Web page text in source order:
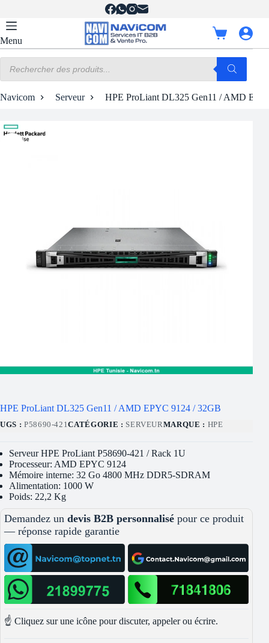
contenu
Menu
Panier
d’achat
produits
Navicom Serveur HPE ProLiant DL325 Gen11 / AMD
HPE ProLiant DL325 Gen11 / AMD EPYC 9124 / 32GB
UGS : P58690-421CATÉGORIE : SERVEURMARQUE : HPE
Serveur HPE ProLiant P58690-421 / Rack 1U
Processeur: AMD EPYC 9124
Mémoire interne: 32 Go 4800 MHz DDR5-SDRAM
Alimentation: 1000 W
Poids: 22,2 Kg
Demandez un devis B2B personnalisé pour ce produit
— réponse rapide garantie
☝️ Cliquez sur une icône pour discuter, appeler ou écrire.